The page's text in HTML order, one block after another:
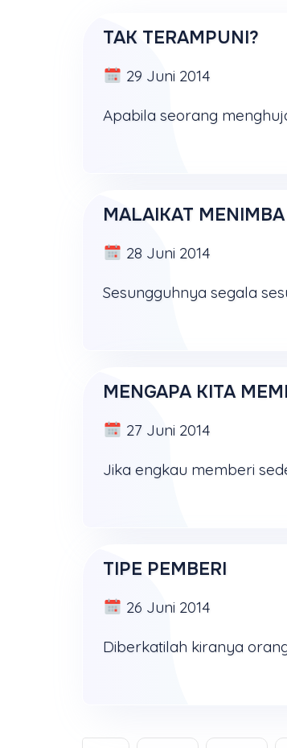
TAK TERAMPUNI?
29 Juni 2014
MALAIKAT
28 Juni 2014
MENGAPA KITA
27 Juni 2014
TIPE PEMBERI
26 Juni 2014